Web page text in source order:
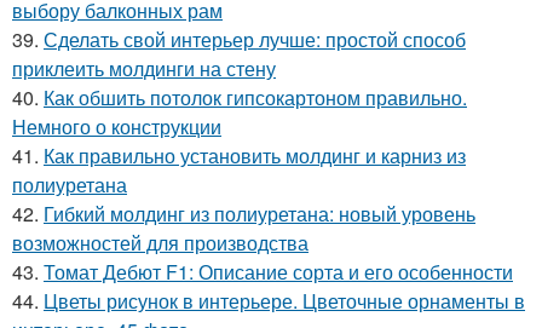
выбору балконных рам
39. Сделать свой интерьер лучше: простой способ
приклеить молдинги на стену
40. Как обшить потолок гипсокартоном правильно.
Немного о конструкции
41. Как правильно установить молдинг и карниз из
полиуретана
42. Гибкий молдинг из полиуретана: новый уровень
возможностей для производства
43. Томат Дебют F1: Описание сорта и его особенности
44. Цветы рисунок в интерьере. Цветочные орнаменты в